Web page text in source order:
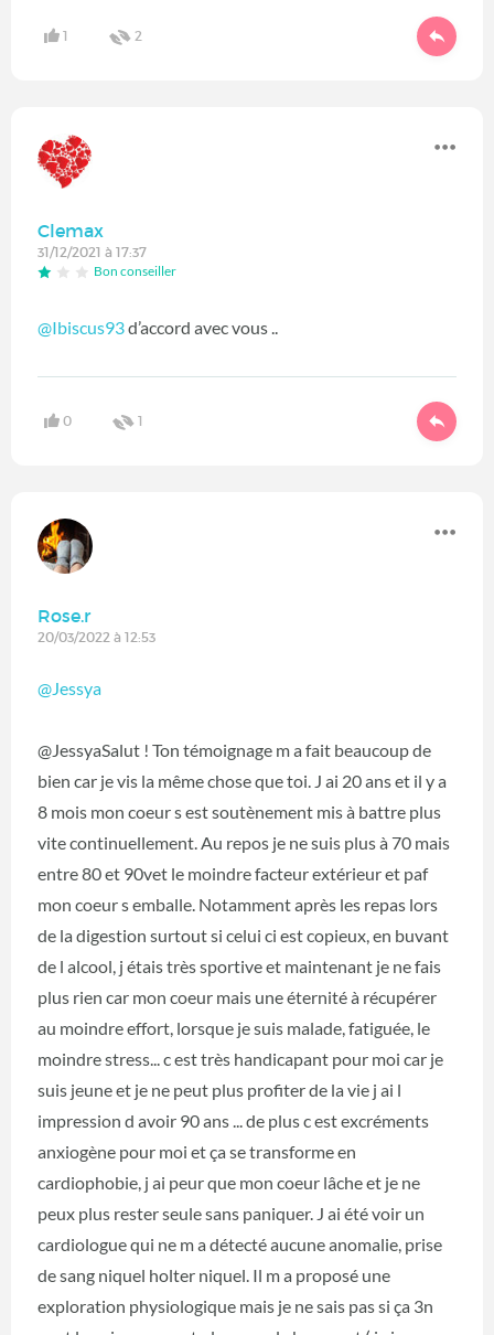
1 2
Clemax
31/12/2021 à 17:37
Bon conseiller
@Ibiscus93d’accord avec vous ..
0 1
Rose.r
20/03/2022 à 12:53
@Jessya
@JessyaSalut ! Ton témoignage m a fait beaucoup de
bien car je vis la même chose que toi. J ai 20 ans et il y a
8 mois mon coeur s est soutènement mis à battre plus
vite continuellement. Au repos je ne suis plus à 70 mais
entre 80 et 90vet le moindre facteur extérieur et paf
mon coeur s emballe. Notamment après les repas lors
de la digestion surtout si celui ci est copieux, en buvant
de l alcool, j étais très sportive et maintenant je ne fais
plus rien car mon coeur mais une éternité à récupérer
au moindre effort, lorsque je suis malade, fatiguée, le
moindre stress... c est très handicapant pour moi car je
suis jeune et je ne peut plus profiter de la vie j ai l
impression d avoir 90 ans ... de plus c est excréments
anxiogène pour moi et ça se transforme en
cardiophobie, j ai peur que mon coeur lâche et je ne
peux plus rester seule sans paniquer. J ai été voir un
cardiologue qui ne m a détecté aucune anomalie, prise
de sang niquel holter niquel. Il m a proposé une
exploration physiologique mais je ne sais pas si ça 3n